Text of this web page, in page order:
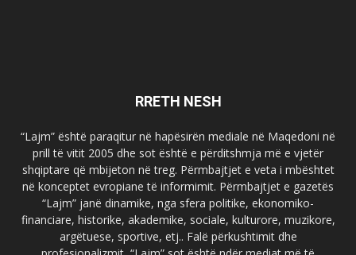
RRETH NESH
“Lajm” është paraqitur në hapësirën mediale në Maqedoni në
prill të vitit 2005 dhe sot është e përditshmja më e vjetër
shqiptare që mbijeton në treg. Përmbajtjet e veta i mbështet
në konceptet evropiane të informimit. Përmbajtjet e gazetës
“Lajm” janë dinamike, nga sfera politike, ekonomiko-
financiare, historike, akademike, sociale, kulturore, muzikore,
argëtuese, sportive, etj.. Falë përkushtimit dhe